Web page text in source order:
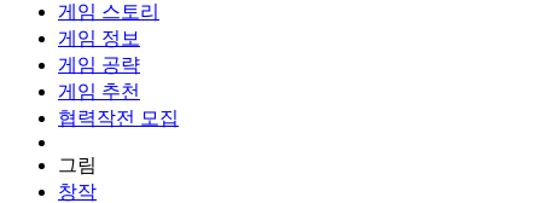
게임 스토리
게임 정보
게임 공략
게임 추천
협력작전 모집
그림
창작